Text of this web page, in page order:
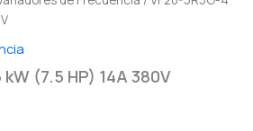
(7.5 HP) 14A 380V